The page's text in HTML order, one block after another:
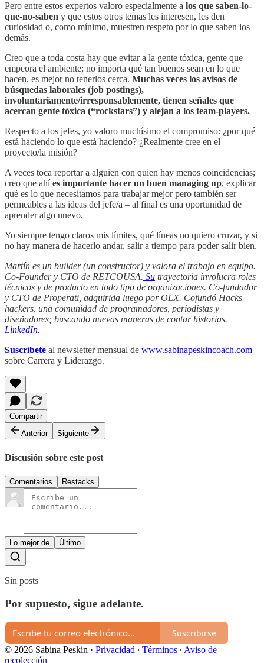
Pero entre estos expertos valoro especialmente a los que saben-lo-
que-no-saben y que estos otros temas les interesen, les den
curiosidad o, como mínimo, muestren respeto por lo que saben los
demás.
Creo que a toda costa hay que evitar a la gente tóxica, gente que
empeora el ambiente; no importa qué tan buenos sean en lo que
hacen, es mejor no tenerlos cerca. Muchas veces los avisos de
búsquedas laborales (job postings),
involuntariamente/irresponsablemente, tienen señales que
acercan gente tóxica (“rockstars”) y alejan a los team-players.
Respecto a los jefes, yo valoro muchísimo el compromiso: ¿por qué
está haciendo lo que está haciendo? ¿Realmente cree en el
proyecto/la misión?
A veces toca reportar a alguien con quien hay menos coincidencias;
creo que ahí es importante hacer un buen managing up, explicar
qué es lo que necesitamos para trabajar mejor pero también ser
permeables a las ideas del jefe/a – al final es una oportunidad de
aprender algo nuevo.
Yo siempre tengo claros mis límites, qué líneas no quiero cruzar, y si
no hay manera de hacerlo andar, salir a tiempo para poder salir bien.
Martín es un builder (un constructor) y valora el trabajo en equipo.
Co-Founder y CTO de RETCOUSA. Su trayectoria involucra roles
técnicos y de producto en todo tipo de organizaciones. Co-fundador
y CTO de Properati, adquirida luego por OLX. Cofundó Hacks
hackers, una comunidad de programadores, periodistas y
diseñadores; buscando nuevas maneras de contar historias.
LinkedIn.
Suscríbete al newsletter mensual de www.sabinapeskincoach.com
sobre Carrera y Liderazgo.
Compartir
Anterior
Siguiente
Discusión sobre este post
Comentarios Restacks
Lo mejor de Último
Sin posts
Por supuesto, sigue adelante.
Suscribirse
© 2026 Sabina Peskin · Privacidad ∙ Términos ∙ Aviso de
recolección